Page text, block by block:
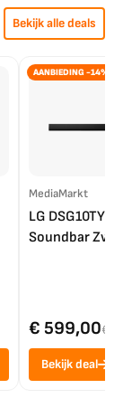
Bekijk alle deals
AANBIEDING -14%
MediaMarkt
LG DSG10TY
Soundbar
€ 599,00€
Bekijk deal